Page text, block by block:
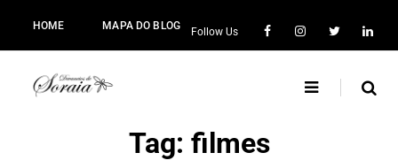
HOME MAPA DO BLOG
Follow Us
Tag: filmes